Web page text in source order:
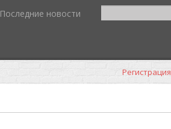
Последние новости
Регистрация